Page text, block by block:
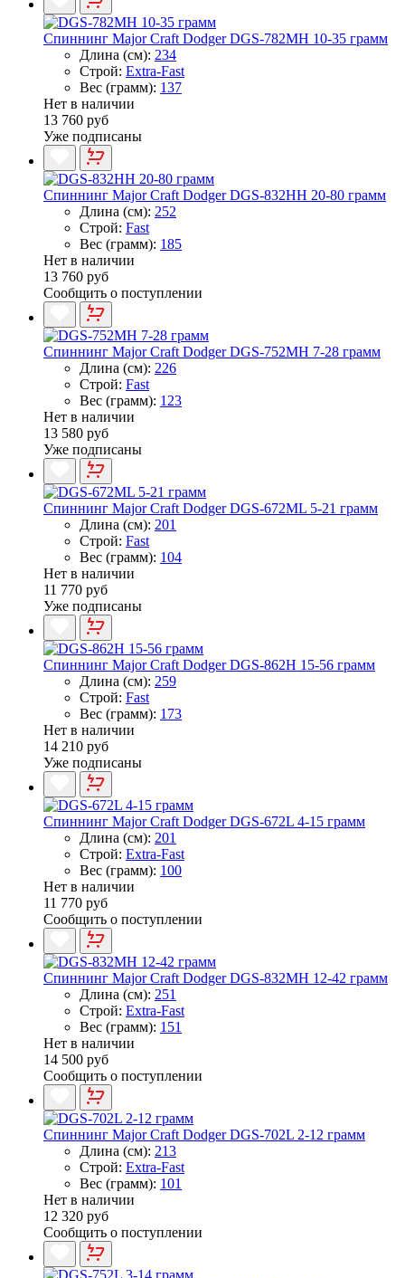
Спиннинг Major Craft Dodger DGS-782MH 10-35 грамм
Длина (см): 234
Строй: Extra-Fast
Вес (грамм): 137
Нет в наличии
13 760 руб
Уже подписаны
Спиннинг Major Craft Dodger DGS-832HH 20-80 грамм
Длина (см): 252
Строй: Fast
Вес (грамм): 185
Нет в наличии
13 760 руб
Сообщить о поступлении
Спиннинг Major Craft Dodger DGS-752MH 7-28 грамм
Длина (см): 226
Строй: Fast
Вес (грамм): 123
Нет в наличии
13 580 руб
Уже подписаны
Спиннинг Major Craft Dodger DGS-672ML 5-21 грамм
Длина (см): 201
Строй: Fast
Вес (грамм): 104
Нет в наличии
11 770 руб
Уже подписаны
Спиннинг Major Craft Dodger DGS-862H 15-56 грамм
Длина (см): 259
Строй: Fast
Вес (грамм): 173
Нет в наличии
14 210 руб
Уже подписаны
Спиннинг Major Craft Dodger DGS-672L 4-15 грамм
Длина (см): 201
Строй: Extra-Fast
Вес (грамм): 100
Нет в наличии
11 770 руб
Сообщить о поступлении
Спиннинг Major Craft Dodger DGS-832MH 12-42 грамм
Длина (см): 251
Строй: Extra-Fast
Вес (грамм): 151
Нет в наличии
14 500 руб
Сообщить о поступлении
Спиннинг Major Craft Dodger DGS-702L 2-12 грамм
Длина (см): 213
Строй: Extra-Fast
Вес (грамм): 101
Нет в наличии
12 320 руб
Сообщить о поступлении